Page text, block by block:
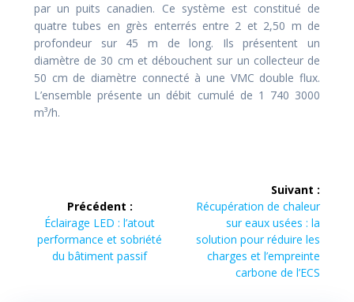
par un puits canadien. Ce système est constitué de
quatre tubes en grès enterrés entre 2 et 2,50 m de
profondeur sur 45 m de long. Ils présentent un
diamètre de 30 cm et débouchent sur un collecteur de
50 cm de diamètre connecté à une VMC double flux.
L’ensemble présente un débit cumulé de 1 740 3000
m³/h.
l’article
Précédent :
Article
précédent :
Éclairage LED : l’atout
performance et sobriété
du bâtiment passif
Suivant :
Article
suivant :
Récupération de chaleur
sur eaux usées : la
solution pour réduire les
charges et l’empreinte
carbone de l’ECS